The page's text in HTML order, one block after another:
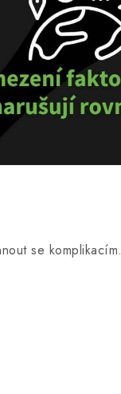
se komplikacím.